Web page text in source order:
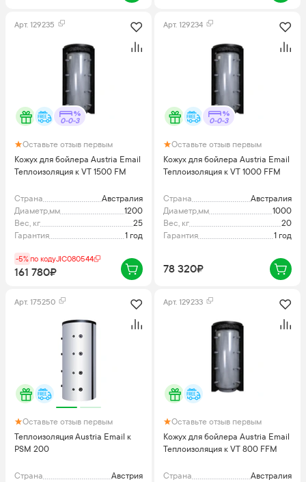
Арт. 129235
0-0-3
Оставьте отзыв первым
Кожух для бойлера Austria Email
Теплоизоляция к VT 1500 FM
Страна
Австралия
Диаметр,мм
1200
Вес, кг
25
Гарантия
1 год
-5%по кодуJIC080544
161 780₽
Арт. 129234
0-0-3
Оставьте отзыв первым
Кожух для бойлера Austria Email
Теплоизоляция к VT 1000 FFM
Страна
Австралия
Диаметр,мм
1000
Вес, кг
20
Гарантия
1 год
78 320₽
Арт. 175250
Оставьте отзыв первым
Теплоизоляция Austria Email к
PSM 200
Страна
Австрия
Арт. 129233
Оставьте отзыв первым
Кожух для бойлера Austria Email
Теплоизоляция к VT 800 FFM
Страна
Австралия